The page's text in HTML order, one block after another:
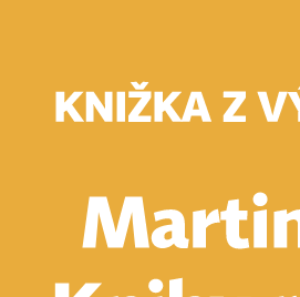
Vyhľadávanie
Vyhľadávanie